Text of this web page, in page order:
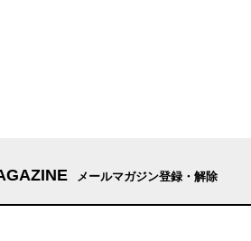
メールマガジン登録・解除